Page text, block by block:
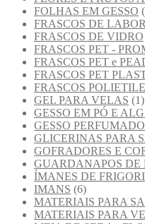
FOLHAS EM GESSO
FRASCOS DE
FRASCOS DE VIDRO
FRASCOS PET -
FRASCOS PET e
FRASCOS PET
FRASCOS
GEL PARA VELAS (1)
GESSO EM PÓ E
GESSO
GLICERINAS PARA
GOFRADORES E
GUARDANAPOS DE
ÍMANES DE
IMANS (6)
MATERIAIS PARA
MATERIAIS PARA